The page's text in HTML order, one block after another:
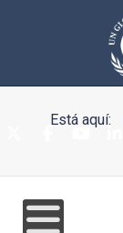
Está aquí: